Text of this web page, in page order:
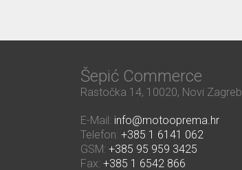
Šepić Commerce
Rastočka 14, 10020, Novi Zagreb
E-Mail: info@motooprema.hr
Telefon: +385 1 6141 062
GSM: +385 95 959 3425
Fax: +385 1 6542 866